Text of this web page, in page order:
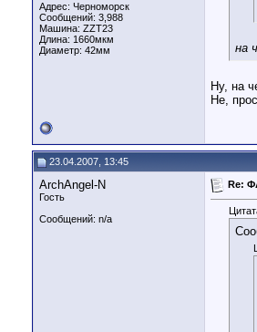
Адрес: Черноморск
Сообщений: 3,988
Машина: ZZT23
Длина: 1660мкм
Диаметр: 42мм на
Ну, на
Не,
23.04.2007, 13:45
ArchAngel-N
Гость
Сообщений: n/a
Re: